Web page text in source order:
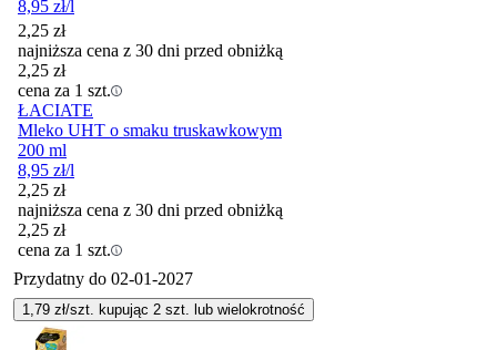
8,95 zł/l
2,25 zł
najniższa cena z 30 dni przed obniżką
2,25 zł
cena za 1 szt.
ŁACIATE
Mleko UHT o smaku truskawkowym
200 ml
8,95 zł/l
2,25 zł
najniższa cena z 30 dni przed obniżką
2,25 zł
cena za 1 szt.
Przydatny do 02-01-2027
1,79 zł/szt. kupując 2 szt. lub wielokrotność